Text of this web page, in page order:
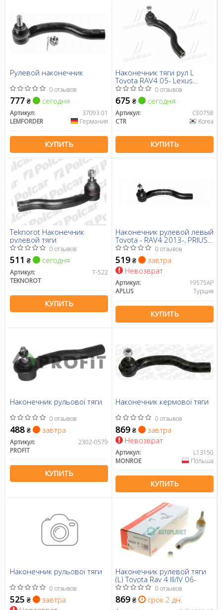
Рулевой наконечник
0 отзывов
777 ₴ сегодня
Артикул:
37093 01
LEMFORDER
Германия
КУПИТЬ
Наконечник тяги рул L
Toyota RAV4 05- Lexus
HS200H 10-12 NX200t/300h
14- OLD CET-143 (вир-во
CTR)
0 отзывов
675 ₴ сегодня
Артикул:
CE0758
CTR
Korea
КУПИТЬ
Teknorot Наконечник
рулевой тяги
0 отзывов
511 ₴ сегодня
Артикул:
T-522
TEKNOROT
КУПИТЬ
Наконечник рулевой левый
Toyota - RAV4 2013-, PRIUS
(ZVW5_) [09/15-] 1.8 HYBRID
(ZVW5_), LEXUS NX (_Z1_)
[07/14-] 200T (ZGZ10_)
(19575AP) APPLUS
0 отзывов
519 ₴
завтра
Невозврат
Артикул:
19575AP
APLUS
Турция
КУПИТЬ
Наконечник рульової тяги
0 отзывов
488 ₴ завтра
Артикул:
2302-0579
PROFIT
КУПИТЬ
Наконечник кермової тяги
0 отзывов
869 ₴
завтра
Невозврат
Артикул:
L13150
MONROE
Польша
КУПИТЬ
Наконечник рульової тяги
0 отзывов
525 ₴
завтра
Наконечник рулевой тяги
(L) Toyota Rav 4 III/IV 06-
0 отзывов
869 ₴ срок 2 дн.